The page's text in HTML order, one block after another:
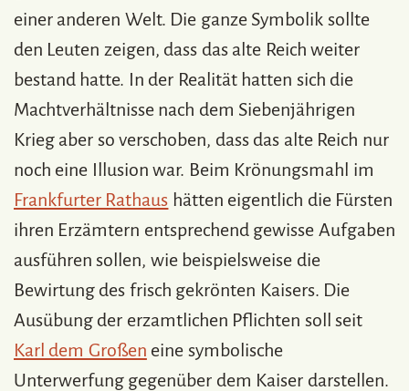
einer anderen Welt. Die ganze Symbolik sollte
den Leuten zeigen, dass das alte Reich weiter
bestand hatte. In der Realität hatten sich die
Machtverhältnisse nach dem Siebenjährigen
Krieg aber so verschoben, dass das alte Reich nur
noch eine Illusion war. Beim Krönungsmahl im
Frankfurter Rathaus hätten eigentlich die Fürsten
ihren Erzämtern entsprechend gewisse Aufgaben
ausführen sollen, wie beispielsweise die
Bewirtung des frisch gekrönten Kaisers. Die
Ausübung der erzamtlichen Pflichten soll seit
Karl dem Großen eine symbolische
Unterwerfung gegenüber dem Kaiser darstellen.